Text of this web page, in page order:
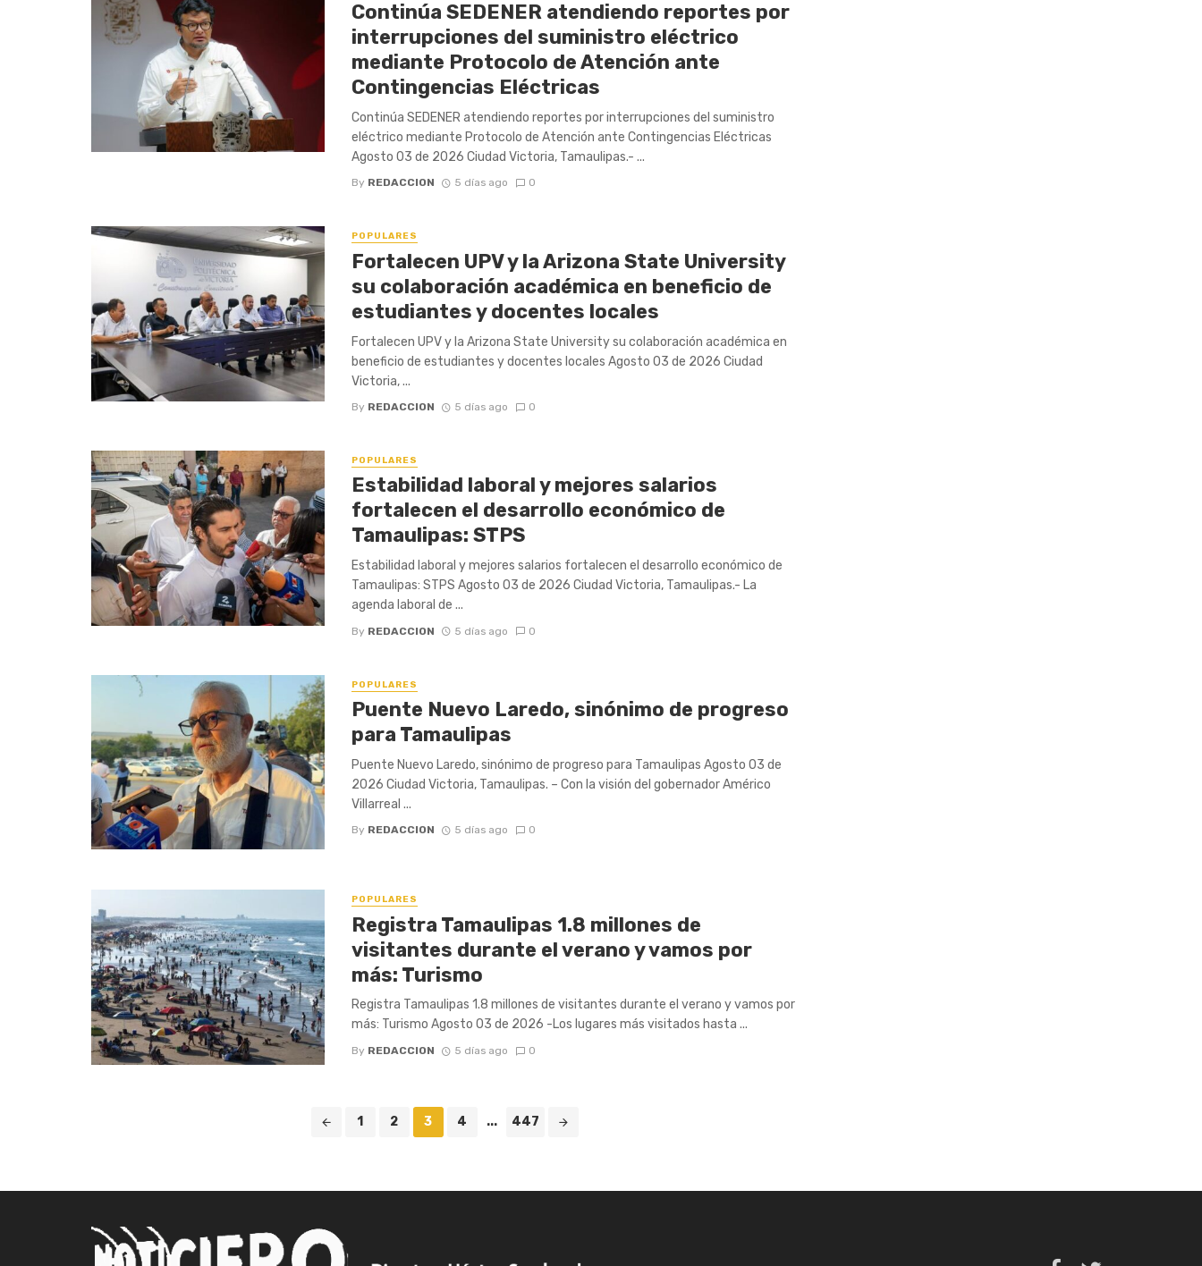
Continúa SEDENER atendiendo reportes por
interrupciones del suministro eléctrico
mediante Protocolo de Atención ante
Contingencias Eléctricas
Continúa SEDENER atendiendo reportes por interrupciones del suministro
eléctrico mediante Protocolo de Atención ante Contingencias Eléctricas
Agosto 03 de 2026 Ciudad Victoria, Tamaulipas.- ...
By REDACCION 5 días ago 0
POPULARES
Fortalecen UPV y la Arizona State University
su colaboración académica en beneficio de
estudiantes y docentes locales
Fortalecen UPV y la Arizona State University su colaboración académica en
beneficio de estudiantes y docentes locales Agosto 03 de 2026 Ciudad
Victoria, ...
By REDACCION 5 días ago 0
POPULARES
Estabilidad laboral y mejores salarios
fortalecen el desarrollo económico de
Tamaulipas: STPS
Estabilidad laboral y mejores salarios fortalecen el desarrollo económico de
Tamaulipas: STPS Agosto 03 de 2026 Ciudad Victoria, Tamaulipas.- La
agenda laboral de ...
By REDACCION 5 días ago 0
POPULARES
Puente Nuevo Laredo, sinónimo de progreso
para Tamaulipas
Puente Nuevo Laredo, sinónimo de progreso para Tamaulipas Agosto 03 de
2026 Ciudad Victoria, Tamaulipas. – Con la visión del gobernador Américo
Villarreal ...
By REDACCION 5 días ago 0
POPULARES
Registra Tamaulipas 1.8 millones de
visitantes durante el verano y vamos por
más: Turismo
Registra Tamaulipas 1.8 millones de visitantes durante el verano y vamos por
más: Turismo Agosto 03 de 2026 -Los lugares más visitados hasta ...
By REDACCION 5 días ago 0
1 2 3 4 ... 447